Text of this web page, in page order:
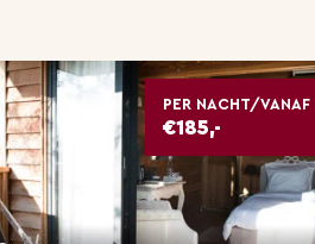
PER NACHT/VANAF
€185,-